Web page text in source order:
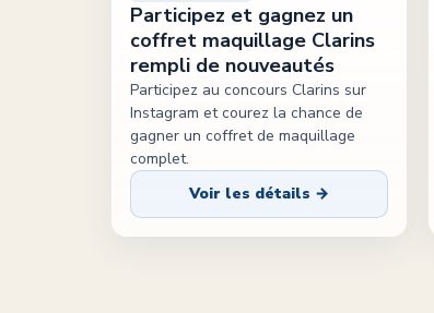
Participez et gagnez un
coffret maquillage Clarins
rempli de nouveautés
Participez au concours Clarins sur
Instagram et courez la chance de
gagner un coffret de maquillage
complet.
Voir les détails →